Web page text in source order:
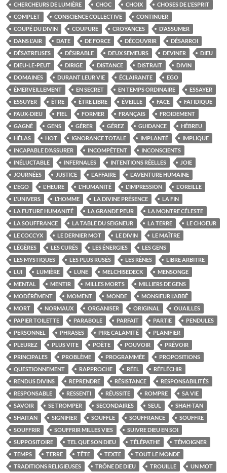
CHERCHEURS DE LUMIÈRE CHOC CHOIX
CHOSES DE L'ESPRIT
COMPLET
CONSCIENCE COLLECTIVE
CONTINUER
COUPÉ DU DIVIN
COUPURE CROYANCES
D’ASSUMER
DANS L'AIR
DATE DE FORCE DÉCOUVRIR
DÉSARROI
DÉSATREUSES
DÉSIRABLE DEUX SEMEURS DEVINER
DIEU
DIEU-LE-PEUT
DIRIGE DISTANCE DISTRAIT
DIVIN
DOMAINES
DURANT LEUR VIE ÉCLAIRANTE
EGO
ÉMERVEILLEMENT
EN SECRET EN TEMPS ORDINAIRE
ESSAYER
ESSUYER
ÊTRE ÊTRE LIBRE ÉVEILLE FACE
FATIDIQUE
FAUX-DIEU
FIEL FORMER FRANÇAIS
FROIDEMENT
GAGNÉ
GENS GÉRER GÉREZ GUIDANCE
HÉBREU
HÉLAS
HOT IGNORANCE TOTALE IMPLANTÉ
IMPLIQUE
INCAPABLE D’ASSURER
INCOMPÉTENT
INCONSCIENTS
INÉLUCTABLE
INFERNALES INTENTIONS RÉELLES
JOIE
JOURNÉES
JUSTICE L'AFFAIRE
L'AVENTURE HUMAINE
L'EGO
L'HEURE L'HUMANITÉ L'IMPRESSION
L'OREILLE
L'UNIVERS
L’HOMME LA DIVINE PRÉSENCE
LA FIN
LA FUTURE HUMANITÉ
LA GRANDE PEUR
LA MONTRE CÉLESTE
LA SOUFFRANCE
LA TABLE DU SEIGNEUR LA TERRE
LE CHOEUR
LE COCCYX
LE DERNIER MOT LE DIVIN
LE MAÎTRE
LÉGÈRES
LES CURÉS LES ÉNERGIES
LES GENS
LES MYSTIQUES
LES PLUS RUSÉS LES RÊNES
LIBRE ARBITRE
LUI
LUMIÈRE LUNE MELCHISEDECK
MENSONGE
MENTAL
MENTIR MILLES MORTS
MILLIERS DE GENS
MODÉRÉMENT
MOMENT MONDE
MONSIEUR L’ABBÉ
MORT
NORMAUX ORGANISER ORIGINAL
OUAILLES
PAPIER TOILETTE
PARABOLE PARFAIT PARTIE
PENDULES
PERSONNEL
PHRASES PIRE CALAMITÉ
PLANIFIER
PLEUREZ
PLUS VITE POÈTE POUVOIR
PRÉVOIR
PRINCIPALES
PROBLÈME PROGRAMMÉE
PROPOSITIONS
QUESTIONNEMENT
RAPPROCHE RÉEL
RÉFLÉCHIR
RENDUS DIVINS
REPRENDRE RÉSISTANCE
RESPONSABILITÉS
RESPONSABLE
RESSENTI RÉUSSITE ROMPRE
SA VIE
SAVOIR
SE TROMPER SECONDAIRES SEUL
SHAH-TAN
SHAÏTAN
SIGNIFIER SOUFFLE SOUFFRANCE
SOUFFRE
SOUFFRIR
SOUFFRIR MILLES VIES
SUIVRE DIEU EN SOI
SUPPOSITOIRE
TEL QUE SON DIEU TÉLÉPATHE
TÉMOIGNER
TEMPS
TERRE TÊTE TEXTE
TOUT LE MONDE
TRADITIONS RELIGIEUSES
TRÔNE DE DIEU TROUILLE
UN MOT